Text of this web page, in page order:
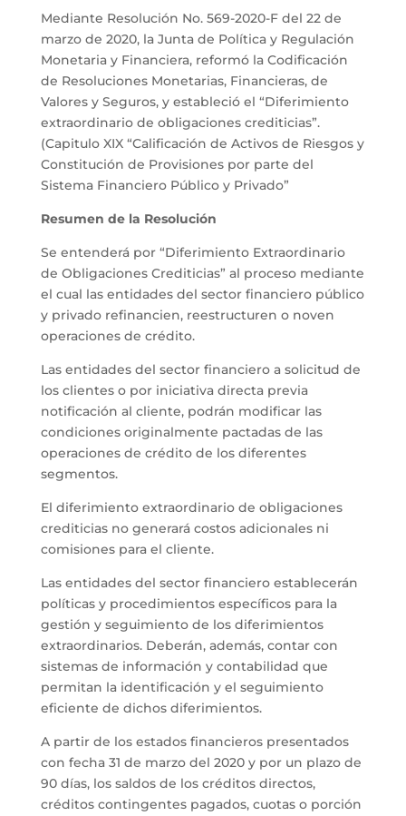
Mediante Resolución No. 569-2020-F del 22 de
marzo de 2020, la Junta de Política y Regulación
Monetaria y Financiera, reformó la Codificación
de Resoluciones Monetarias, Financieras, de
Valores y Seguros, y estableció el “Diferimiento
extraordinario de obligaciones crediticias”.
(Capitulo XIX “Calificación de Activos de Riesgos y
Constitución de Provisiones por parte del
Sistema Financiero Público y Privado”
Resumen de la Resolución
Se entenderá por “Diferimiento Extraordinario
de Obligaciones Crediticias” al proceso mediante
el cual las entidades del sector financiero público
y privado refinancien, reestructuren o noven
operaciones de crédito.
Las entidades del sector financiero a solicitud de
los clientes o por iniciativa directa previa
notificación al cliente, podrán modificar las
condiciones originalmente pactadas de las
operaciones de crédito de los diferentes
segmentos.
El diferimiento extraordinario de obligaciones
crediticias no generará costos adicionales ni
comisiones para el cliente.
Las entidades del sector financiero establecerán
políticas y procedimientos específicos para la
gestión y seguimiento de los diferimientos
extraordinarios. Deberán, además, contar con
sistemas de información y contabilidad que
permitan la identificación y el seguimiento
eficiente de dichos diferimientos.
A partir de los estados financieros presentados
con fecha 31 de marzo del 2020 y por un plazo de
90 días, los saldos de los créditos directos,
créditos contingentes pagados, cuotas o porción